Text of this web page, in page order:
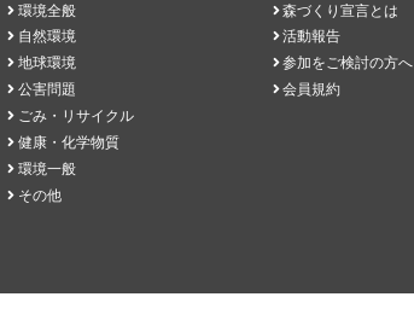
環境全般
自然環境
地球環境
公害問題
ごみ・リサイクル
健康・化学物質
環境一般
その他
森づくり宣言とは
活動報告
参加をご検討の方へ
会員規約